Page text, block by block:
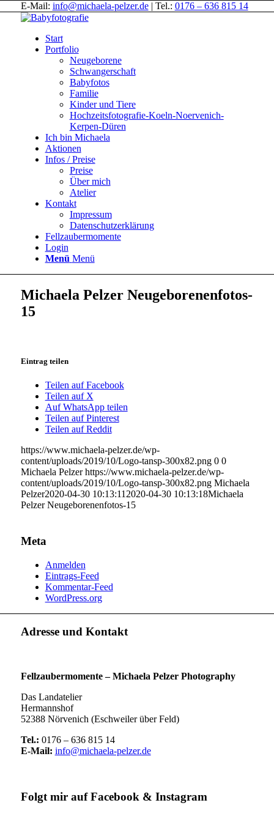
E-Mail: info@michaela-pelzer.de| Tel.: 0176 – 636 815 14
Start
Portfolio
Neugeborene
Schwangerschaft
Babyfotos
Familie
Kinder und Tiere
Hochzeitsfotografie-Koeln-Noervenich-
Kerpen-Düren
Ich bin Michaela
Aktionen
Infos / Preise
Preise
Über mich
Atelier
Kontakt
Impressum
Datenschutzerklärung
Fellzaubermomente
Login
Menü Menü
Michaela Pelzer Neugeborenenfotos-
15
Eintrag teilen
Teilen auf Facebook
Teilen auf X
Auf WhatsApp teilen
Teilen auf Pinterest
Teilen auf Reddit
https://www.michaela-pelzer.de/wp-
content/uploads/2019/10/Logo-tansp-300x82.png 0 0
Michaela Pelzer https://www.michaela-pelzer.de/wp-
content/uploads/2019/10/Logo-tansp-300x82.png Michaela
Pelzer2020-04-30 10:13:11 2020-04-30 10:13:18Michaela
Pelzer Neugeborenenfotos-15
Meta
Anmelden
Eintrags-Feed
Kommentar-Feed
WordPress.org
Adresse und Kontakt
Fellzaubermomente –Michaela Pelzer Photography
Das Landatelier
Hermannshof
52388 Nörvenich (Eschweiler über Feld)
Tel.: 0176 – 636 815 14
E-Mail: info@michaela-pelzer.de
Folgt mir auf Facebook & Instagram